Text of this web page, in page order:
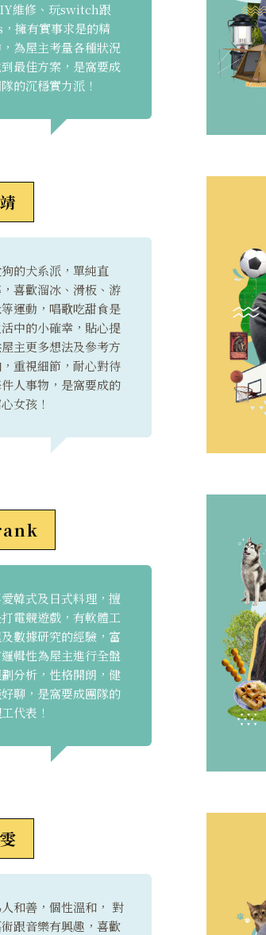
維修、玩switch跟
擁有實事求是的精
為屋主考量各種狀況
最佳方案，是窩要成
的沉穩實力派！
的犬系派，單純直
喜歡溜冰、滑板、游
運動，唱歌吃甜食是
中的小確幸，貼心提
主更多想法及參考方
重視細節，耐心對待
人事物，是窩要成的
女孩！
韓式及日式料理，擅
電競遊戲，有軟體工
數據研究的經驗，富
輯性為屋主進行全盤
分析，性格開朗，健
聊，是窩要成團隊的
代表！
和善，個性溫和， 對
跟音樂有興趣，喜歡